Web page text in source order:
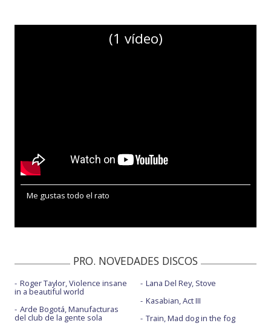
(1 vídeo)
Me gustas todo el rato
PRO. NOVEDADES DISCOS
Roger Taylor, Violence insane
in a beautiful world
Arde Bogotá, Manufacturas
del club de la gente sola
Lana Del Rey, Stove
Kasabian, Act III
Train, Mad dog in the fog